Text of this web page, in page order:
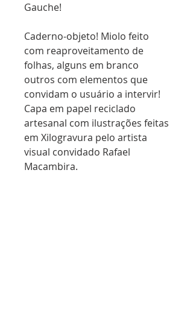
Gauche!
Caderno-objeto! Miolo feito
com reaproveitamento de
folhas, alguns em branco
outros com elementos que
convidam o usuário a intervir!
Capa em papel reciclado
artesanal com ilustrações feitas
em Xilogravura pelo artista
visual convidado Rafael
Macambira.